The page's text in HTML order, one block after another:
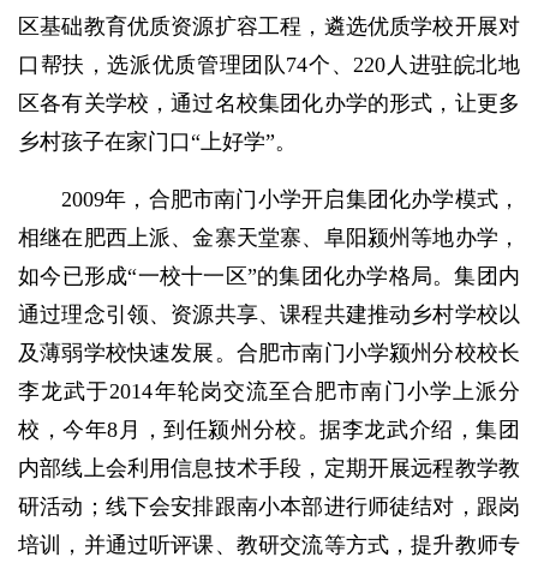
区基础教育优质资源扩容工程，遴选优质学校开展对
口帮扶，选派优质管理团队74个、220人进驻皖北地
区各有关学校，通过名校集团化办学的形式，让更多
乡村孩子在家门口“上好学”。
2009年，合肥市南门小学开启集团化办学模式，
相继在肥西上派、金寨天堂寨、阜阳颍州等地办学，
如今已形成“一校十一区”的集团化办学格局。集团内
通过理念引领、资源共享、课程共建推动乡村学校以
及薄弱学校快速发展。合肥市南门小学颍州分校校长
李龙武于2014年轮岗交流至合肥市南门小学上派分
校，今年8月，到任颍州分校。据李龙武介绍，集团
内部线上会利用信息技术手段，定期开展远程教学教
研活动；线下会安排跟南小本部进行师徒结对，跟岗
培训，并通过听评课、教研交流等方式，提升教师专